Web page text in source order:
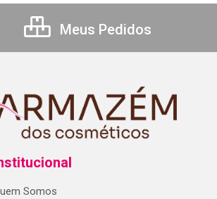
Meus Pedidos
Somos